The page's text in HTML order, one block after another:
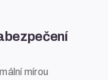
mírou